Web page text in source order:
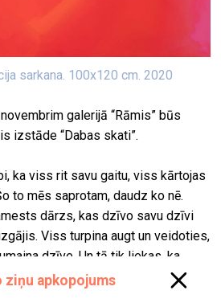
sarkana. 100x120 cm. 2020
galerijā “Rāmis” būs
izstāde “Dabas skati”.
ka viss rit savu gaitu, viss kārtojas
to mēs saprotam, daudz ko nē.
dārzs, kas dzīvo savu dzīvi
Viss turpina augt un veidoties,
dzīve. Un tā tik liekas, ka
Protams, savā vaļā šeit